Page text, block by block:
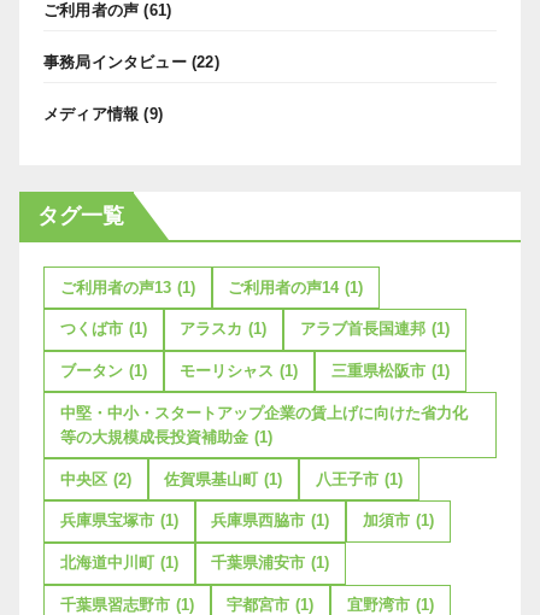
ご利用者の声 (61)
事務局インタビュー(22)
メディア情報 (9)
タグ一覧
ご利用者の声13 (1) ご利用者の声14 (1)
つくば市 (1) アラスカ (1) アラブ首長国連邦 (1)
ブータン (1) モーリシャス (1) 三重県松阪市 (1)
中堅・中小・スタートアップ企業の賃上げに向けた省力化
等の大規模成長投資補助金 (1)
中央区 (2) 佐賀県基山町 (1) 八王子市 (1)
兵庫県宝塚市 (1) 兵庫県西脇市 (1) 加須市 (1)
北海道中川町 (1) 千葉県浦安市 (1)
千葉県習志野市 (1) 宇都宮市 (1) 宜野湾市 (1)